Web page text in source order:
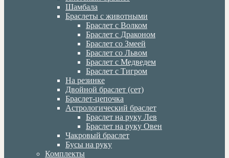
Шамбала
Браслеты с животными
Браслет с Волком
Браслет с Драконом
Браслет со Змеей
Браслет со Львом
Браслет с Медведем
Браслет с Тигром
На резинке
Двойной браслет (сет)
Браслет-цепочка
Астрологический браслет
Браслет на руку Лев
Браслет на руку Овен
Чакровый браслет
Бусы на руку
Комплекты